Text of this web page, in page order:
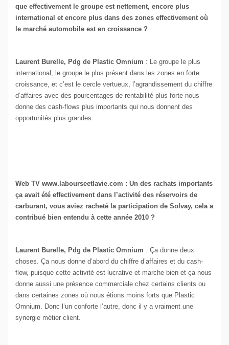
que effectivement le groupe est nettement, encore plus
international et encore plus dans des zones effectivement où
le marché automobile est en croissance ?
Laurent Burelle, Pdg de Plastic Omnium : Le groupe le plus
international, le groupe le plus présent dans les zones en forte
croissance, et c’est le cercle vertueux, l’agrandissement du chiffre
d’affaires avec des pourcentages de rentabilité plus forte nous
donne des cash-flows plus importants qui nous donnent des
opportunités plus grandes.
Web TV www.labourseetlavie.com : Un des rachats importants
ça avait été effectivement dans l’activité des réservoirs de
carburant, vous aviez racheté la participation de Solvay, cela a
contribué bien entendu à cette année 2010 ?
Laurent Burelle, Pdg de Plastic Omnium : Ça donne deux
choses. Ça nous donne d’abord du chiffre d’affaires et du cash-
flow, puisque cette activité est lucrative et marche bien et ça nous
donne aussi une présence commerciale chez certains clients ou
dans certaines zones où nous étions moins forts que Plastic
Omnium. Donc l’un conforte l’autre, donc il y a vraiment une
synergie métier client.